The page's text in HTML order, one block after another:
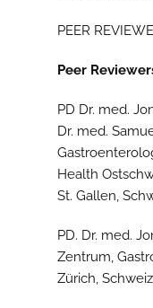
PEER
Peer
PD Dr. med.
Dr. med.
Health
St. Gallen,
PD. Dr. med.
Zentrum,
Zürich, Schweiz